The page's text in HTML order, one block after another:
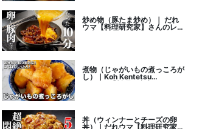
炒め物（豚たま炒め）｜ だれ
ウマ【料理研究家】さんのレシ
ピ書き起こし
煮物（じゃがいもの煮っころが
し）｜Koh Kentetsu
丼（ウィンナーとチーズの卵
丼）｜だれウマ【料理研究家】